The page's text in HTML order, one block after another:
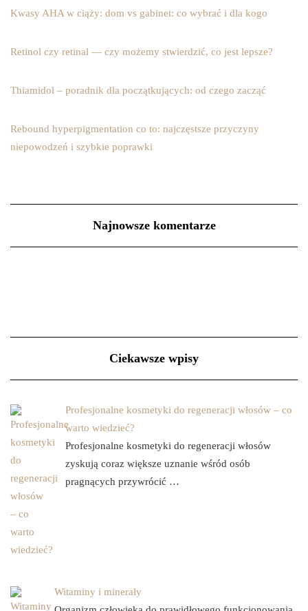
Kwasy AHA w ciąży: dom vs gabinet: co wybrać i dla kogo
Retinol czy retinal — czy możemy stwierdzić, co jest lepsze?
Thiamidol – poradnik dla początkujących: od czego zacząć
Rebound hyperpigmentation co to: najczęstsze przyczyny
niepowodzeń i szybkie poprawki
Najnowsze komentarze
Ciekawsze wpisy
Profesjonalne kosmetyki do regeneracji włosów – co
warto wiedzieć?
Profesjonalne kosmetyki do regeneracji włosów
zyskują coraz większe uznanie wśród osób
pragnących przywrócić …
Witaminy i minerały